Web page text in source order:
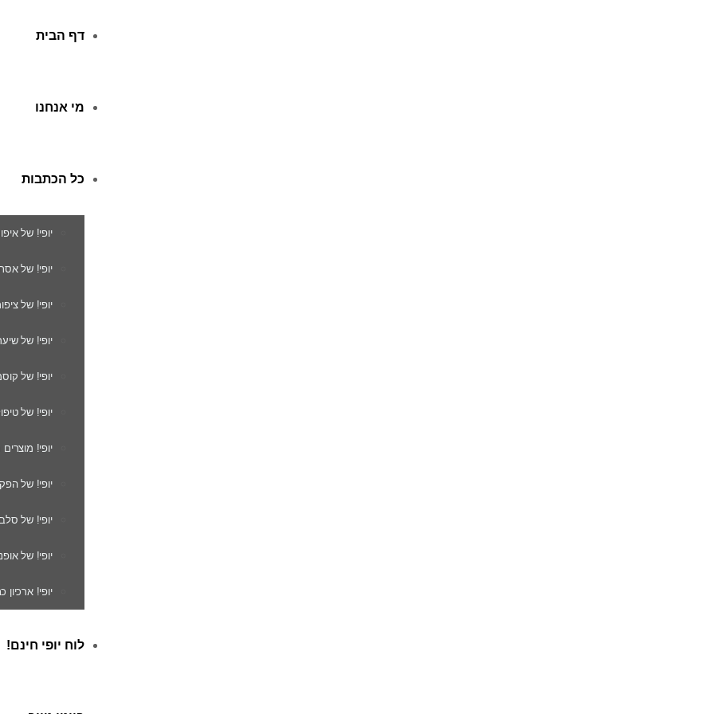
דף הבית
מי אנחנו
כל הכתבות
יופי! של
יופי! של
יופי! של
יופי! של
יופי! של
יופי! של
יופי!
יופי! של
יופי! של
יופי! של
יופי! ארכיון
לוח יופי חינם!